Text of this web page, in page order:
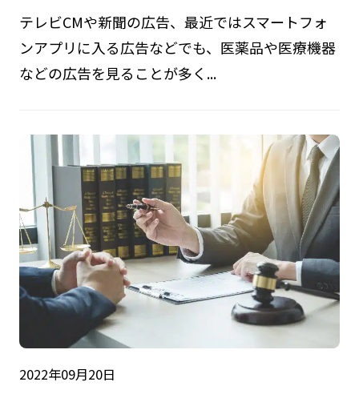
テレビCMや新聞の広告、最近ではスマートフォ
ンアプリに入る広告などでも、医薬品や医療機器
などの広告を見ることが多く...
2022年09月20日